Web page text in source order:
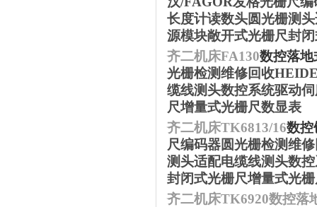
长度计读数头圆光栅测
源模块敞开式光栅尺封
齐二机床FA130数控落
光栅检测维修回收
缆线测头数控系统驱动
尺增量式光栅尺数显表
齐二机床TK6813/16数控
尺编码器圆光栅检测维
测头适配电缆线测头数
封闭式光栅尺增量式光
齐二机床TK6920数控落